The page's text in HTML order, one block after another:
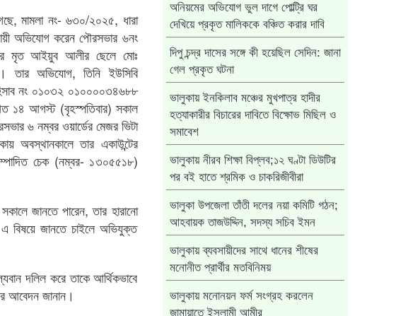
মামলা নং- ৬৩০/২০২৫, ধারা
অভিযোগ করেন পৌরসভার ৬নং
মৃত আইয়ুব আলীর ছেলে মোঃ
অভিযোগ, তিনি ইউসিবি
নং ০১০৩২ ০১০০০০৩৪৬৮৮
১৪ আগস্ট (বৃহস্পতিবার) সকাল
৬ নম্বর ওয়ার্ডের মেজর ভিটা
অবস্থানকালে তার একাউন্টের
চেক (নম্বর- ১৩০৫৫১৮)
জানতে পারেন, তার হারানো
এ বিষয়ে জানতে চাইলে অভিযুক্ত
দলিল করে তাকে আর্থিকভাবে
আবেদন জানান।
অনিয়মের অভিযোগ ভুল দাগে পোল্ট্রি ঘর
দেখিয়ে প্রকৃত মালিককে বঞ্চিত করার দাবি
দিপু চন্দ্র দাসের সঙ্গে কী হয়েছিল সেদিন: জানা
গেল প্রকৃত ঘটনা
ভালুকায় ইনকিলাব মঞ্চের মুখপাত্র হাদীর
হত্যাকারীর বিচারের দাবিতে বিক্ষোভ মিছিল ও
সমাবেশ
ভালুকায় নীরব শিক্ষা বিপ্লব;১২ ঘণ্টা ডিউটির
পর বই হাতে শ্রমিক ও চাকরিজীবীরা
ভালুকা উপজেলা তাঁতী দলের নয়া কমিটি গঠন;
আহবায়ক তাজউদ্দিন, সদস্য সচিব ইমন
ভালুকায় ব্যবসায়ীদের সাথে ধানের শীষের
মনোনীত প্রার্থীর মতবিনিময়
ভালুকায় মনোনয়ন ফর্ম সংগ্রহ করলেন
জামায়াতে ইসলামী আমীর